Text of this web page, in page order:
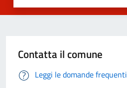
Contatta il comune
Leggi le domande frequenti